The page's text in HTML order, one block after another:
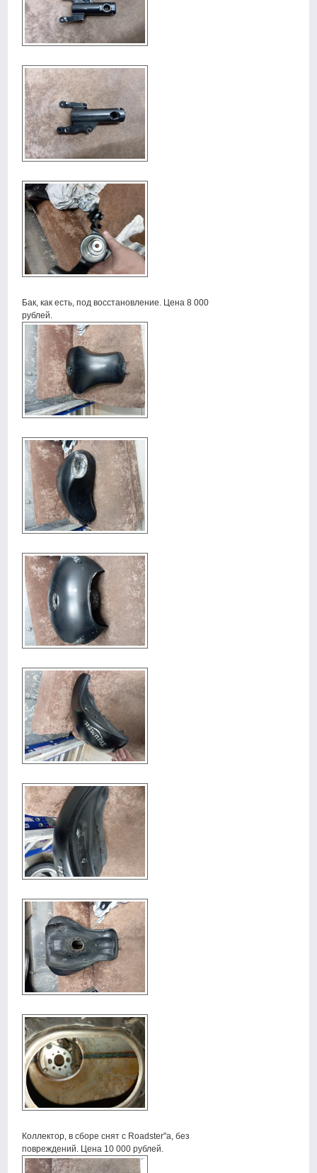
Бак, как есть, под восстановление. Цена 8 000
рублей.
Коллектор, в сборе снят с Roadster"а, без
повреждений. Цена 10 000 рублей.